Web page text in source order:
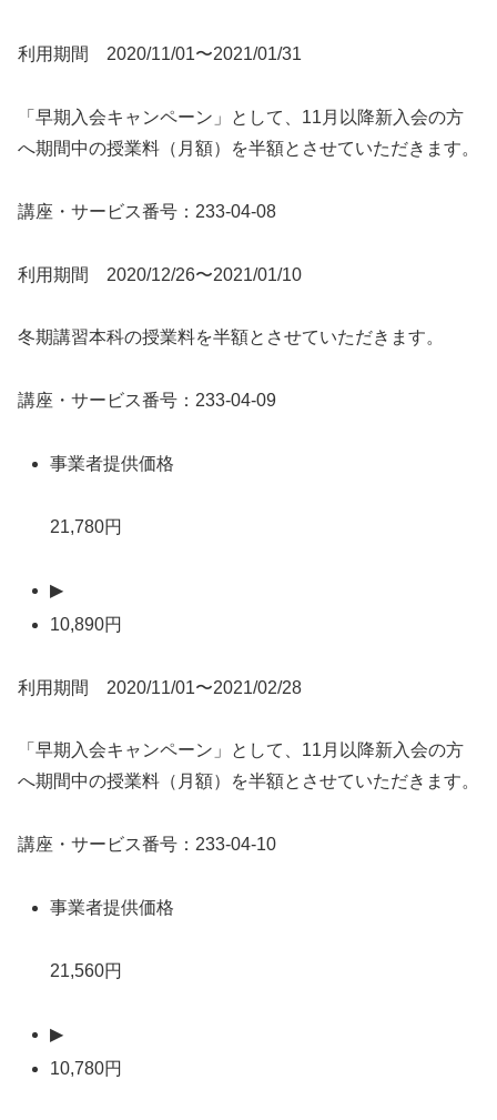
利用期間 2020/11/01〜2021/01/31
「早期入会キャンペーン」として、11月以降新入会の方
へ期間中の授業料（月額）を半額とさせていただきます。
講座・サービス番号：233-04-08
利用期間 2020/12/26〜2021/01/10
冬期講習本科の授業料を半額とさせていただきます。
講座・サービス番号：233-04-09
事業者提供価格
21,780円
▶
10,890円
利用期間 2020/11/01〜2021/02/28
「早期入会キャンペーン」として、11月以降新入会の方
へ期間中の授業料（月額）を半額とさせていただきます。
講座・サービス番号：233-04-10
事業者提供価格
21,560円
▶
10,780円